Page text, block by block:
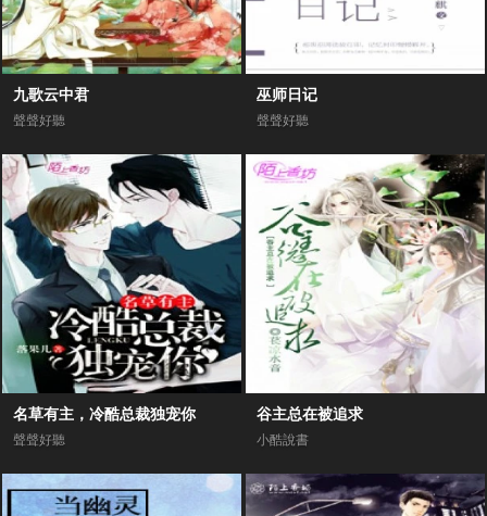
九歌云中君
聲聲好聽
巫师日记
聲聲好聽
名草有主，冷酷总裁独宠你
聲聲好聽
谷主总在被追求
小酷說書